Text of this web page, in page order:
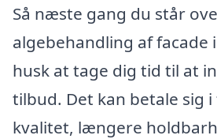
Så næste gang du står
algebehandling af facade
husk at tage dig tid til at
tilbud. Det kan betale sig
kvalitet, længere